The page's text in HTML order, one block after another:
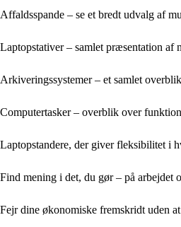
Affaldsspande – se et bredt udvalg af
Laptopstativer – samlet præsentation af
Arkiveringssystemer – et samlet
Computertasker – overblik over
Laptopstandere, der giver fleksibilitet i
Find mening i det, du gør – på arbejdet
Fejr dine økonomiske fremskridt uden